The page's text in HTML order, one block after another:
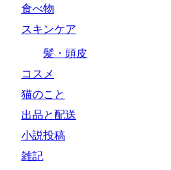
食べ物
スキンケア
髪・頭皮
コスメ
猫のこと
出品と配送
小説投稿
雑記